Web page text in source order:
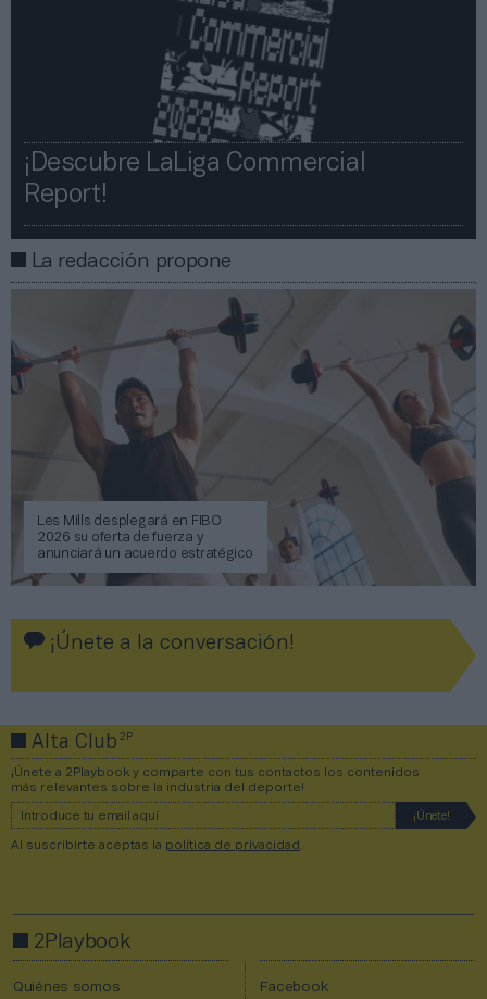
¡Descubre LaLiga Commercial
Report!​​
La redacción propone
Les Mills desplegará en FIBO
2026 su oferta de fuerza y
anunciará un acuerdo estratégico
¡Únete a la conversación!
Alta Club2P
¡Únete a 2Playbook y comparte con tus contactos los contenidos
más relevantes sobre la industria del deporte!
Al suscribirte aceptas la política de privacidad
2Playbook
Quiénes somos Facebook